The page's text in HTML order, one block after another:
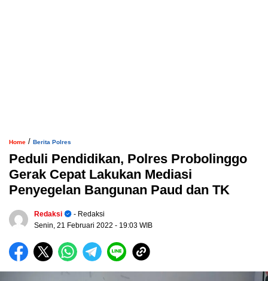
Home / Berita Polres
Peduli Pendidikan, Polres Probolinggo
Gerak Cepat Lakukan Mediasi
Penyegelan Bangunan Paud dan TK
Redaksi
- Redaksi
Senin, 21 Februari 2022 - 19:03 WIB